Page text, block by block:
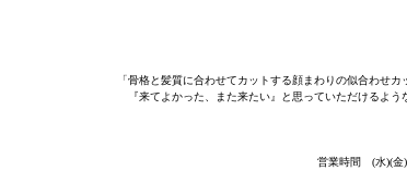
「骨格と髪質に合わせてカットする顔まわりの似合わせ
『来てよかった、また来たい』と思っていただけるよ
営業時間 (水)(金